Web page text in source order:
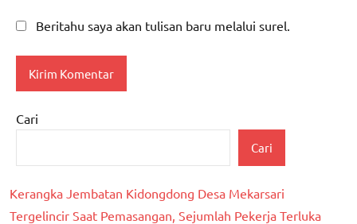
Beritahu saya akan tulisan baru melalui surel.
Cari
Cari
Kerangka Jembatan Kidongdong Desa Mekarsari
Tergelincir Saat Pemasangan, Sejumlah Pekerja Terluka